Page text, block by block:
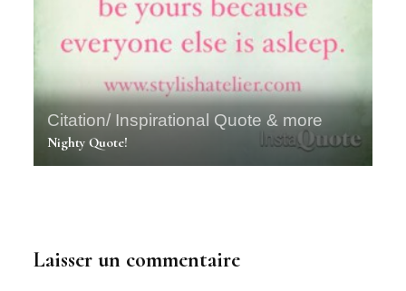
Citation/ Inspirational Quote & more
Nighty Quote!
Laisser un commentaire